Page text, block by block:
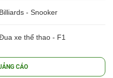
Billiards - Snooker
xe thể thao - F1
CÁO